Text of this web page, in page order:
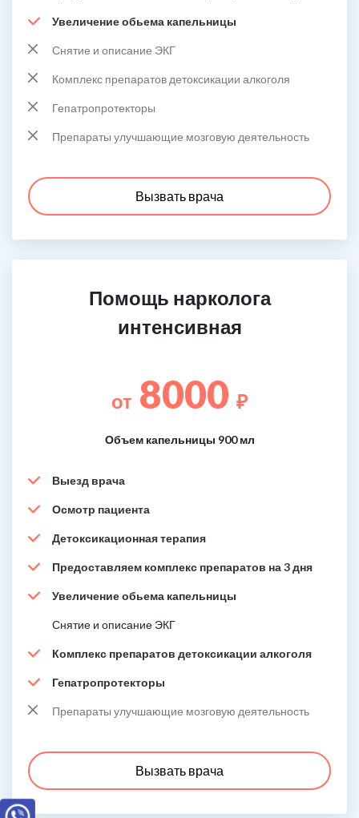
Увеличение обьема капельницы
Снятие и описание ЭКГ
Комплекс препаратов детоксикации алкоголя
Гепатропротекторы
Препараты улучшающие мозговую деятельность
Вызвать врача
Помощь нарколога
интенсивная
от 8000 ₽
Объем капельницы 900 мл
Выезд врача
Осмотр пациента
Детоксикационная терапия
Предоставляем комплекс препаратов на 3 дня
Увеличение обьема капельницы
Снятие и описание ЭКГ
Комплекс препаратов детоксикации алкоголя
Гепатропротекторы
Препараты улучшающие мозговую деятельность
Вызвать врача